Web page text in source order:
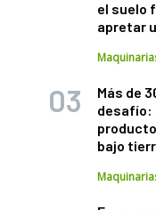
el suelo
apretar
Más de
desafío:
bajo